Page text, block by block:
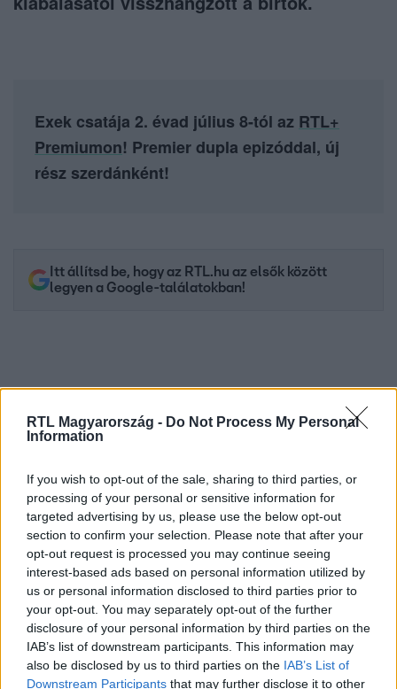
RTL Magyarország - Do Not Process My Personal
Information
If you wish to opt-out of the sale, sharing to third parties, or
processing of your personal or sensitive information for
targeted advertising by us, please use the below opt-out
section to confirm your selection. Please note that after your
opt-out request is processed you may continue seeing
interest-based ads based on personal information utilized by
us or personal information disclosed to third parties prior to
your opt-out. You may separately opt-out of the further
disclosure of your personal information by third parties on the
IAB’s list of downstream participants. This information may
also be disclosed by us to third parties on the IAB’s List of
Downstream Participants that may further disclose it to other
Exek csatája 2. évad július 8-tól az RTL+
Premiumon! Premier dupla epizóddal, új
rész szerdánként!
Itt állítsd be, hogy az RTL.hu az elsők között
legyen a Google-találatokban!
Kövess minket, és értesülj a friss hírekről a
Facebookon is!
Követem